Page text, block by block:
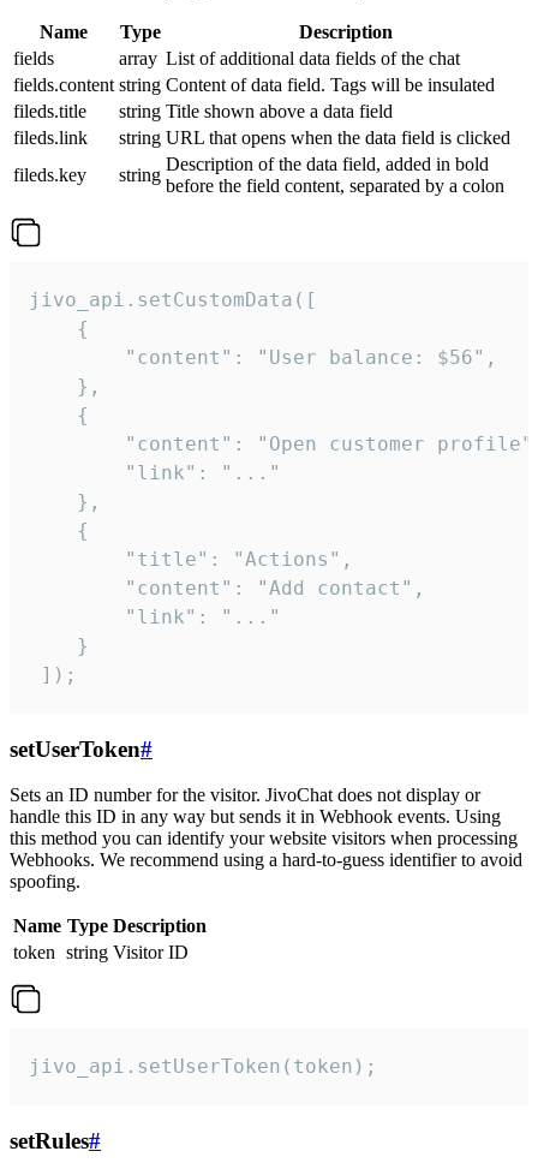
Name Type
Description
fields
array List of additional data fields of the chat
fields.content string Content of data field. Tags will be insulated
fileds.title
string Title shown above a data field
fileds.link
string URL that opens when the data field is clicked
fileds.key
string
Description of the data field, added in bold
before the field content, separated by a colon
jivo_api.setCustomData([
    {
        "content": "User balance: $56",
    },
    {
"content": "Open customer
        "link": "..."
    },
    {
        "title": "Actions",
        "content": "Add contact",
        "link": "..."
    }
]);
setUserToken#
Sets an ID number for the visitor. JivoChat does not display or
handle this ID in any way but sends it in Webhook events. Using
this method you can identify your website visitors when processing
Webhooks. We recommend using a hard-to-guess identifier to avoid
spoofing.
Name Type Description
token string Visitor ID
jivo_api.setUserToken(token);
setRules#